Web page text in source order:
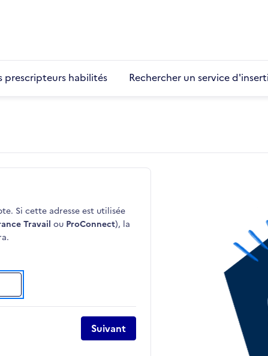
prescripteurs habilités Rechercher un service
Si cette adresse est utilisée
Travail ou ProConnect), la
Suivant